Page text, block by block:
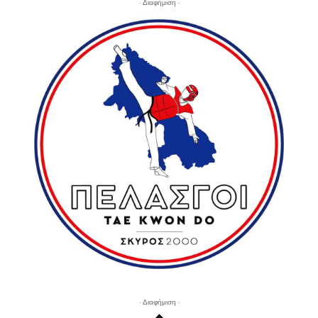
- Διαφήμιση -
- Διαφήμιση -